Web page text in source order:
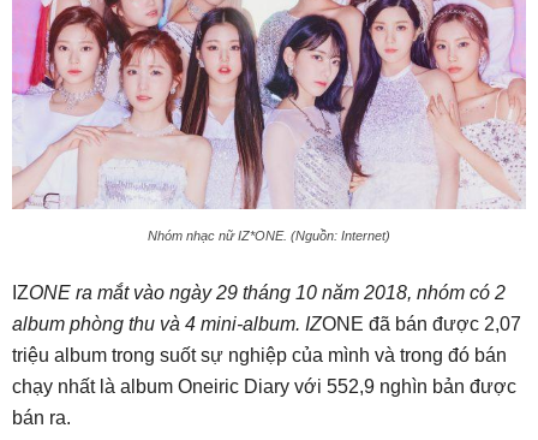
Nhóm nhạc nữ IZ*ONE. (Nguồn: Internet)
IZONE ra mắt vào ngày 29 tháng 10 năm 2018, nhóm có 2
album phòng thu và 4 mini-album. IZONE đã bán được 2,07
triệu album trong suốt sự nghiệp của mình và trong đó bán
chạy nhất là album Oneiric Diary với 552,9 nghìn bản được
bán ra.